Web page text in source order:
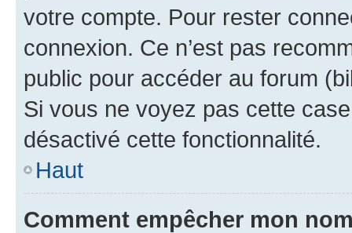
votre compte. Pour rester
connexion. Ce n’est pas
public pour accéder au forum
Si vous ne voyez pas cette
désactivé cette fonctionnalité.
Haut
Comment empêcher mon